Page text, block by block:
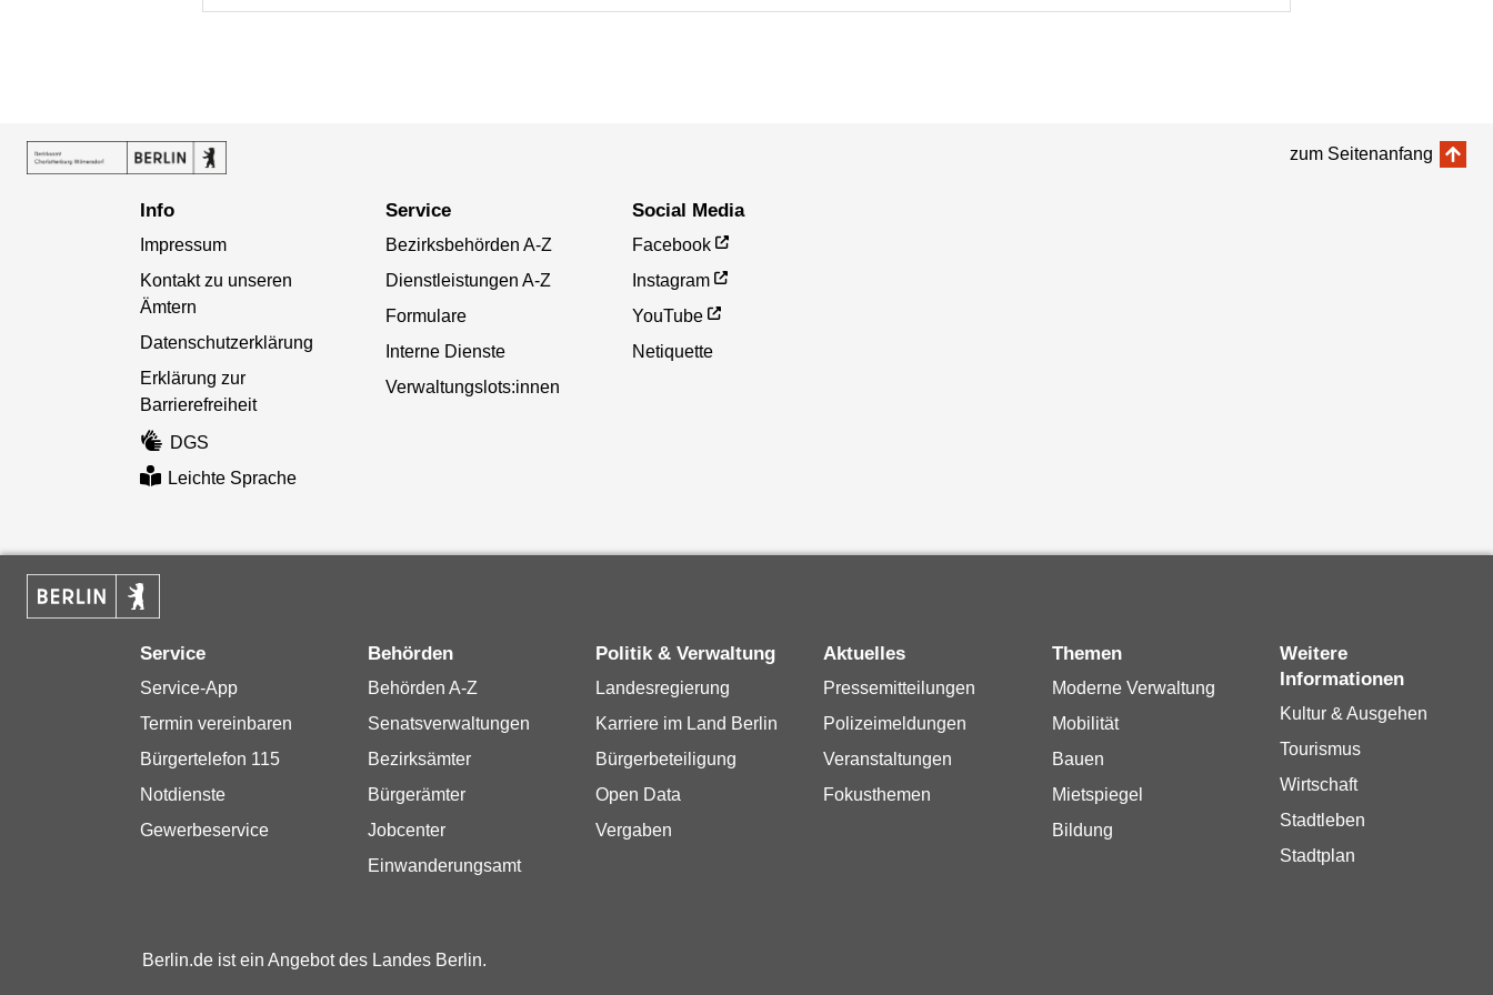
zum Seitenanfang
Info
Impressum
Kontakt zu unseren
Ämtern
Datenschutzerklärung
Erklärung zur
Barrierefreiheit
DGS
Leichte Sprache
Service
Bezirksbehörden A-Z
Dienstleistungen A-Z
Formulare
Interne Dienste
Verwaltungslots:innen
Social Media
Facebook
Instagram
YouTube
Netiquette
Service
Service-App
Termin vereinbaren
Bürgertelefon 115
Notdienste
Gewerbeservice
Behörden
Behörden A-Z
Senatsverwaltungen
Bezirksämter
Bürgerämter
Jobcenter
Einwanderungsamt
Politik & Verwaltung
Landesregierung
Karriere im Land Berlin
Bürgerbeteiligung
Open Data
Vergaben
Aktuelles
Pressemitteilungen
Polizeimeldungen
Veranstaltungen
Fokusthemen
Themen
Moderne Verwaltung
Mobilität
Bauen
Mietspiegel
Bildung
Weitere
Informationen
Kultur & Ausgehen
Tourismus
Wirtschaft
Stadtleben
Stadtplan
Berlin.de ist ein Angebot des Landes Berlin.